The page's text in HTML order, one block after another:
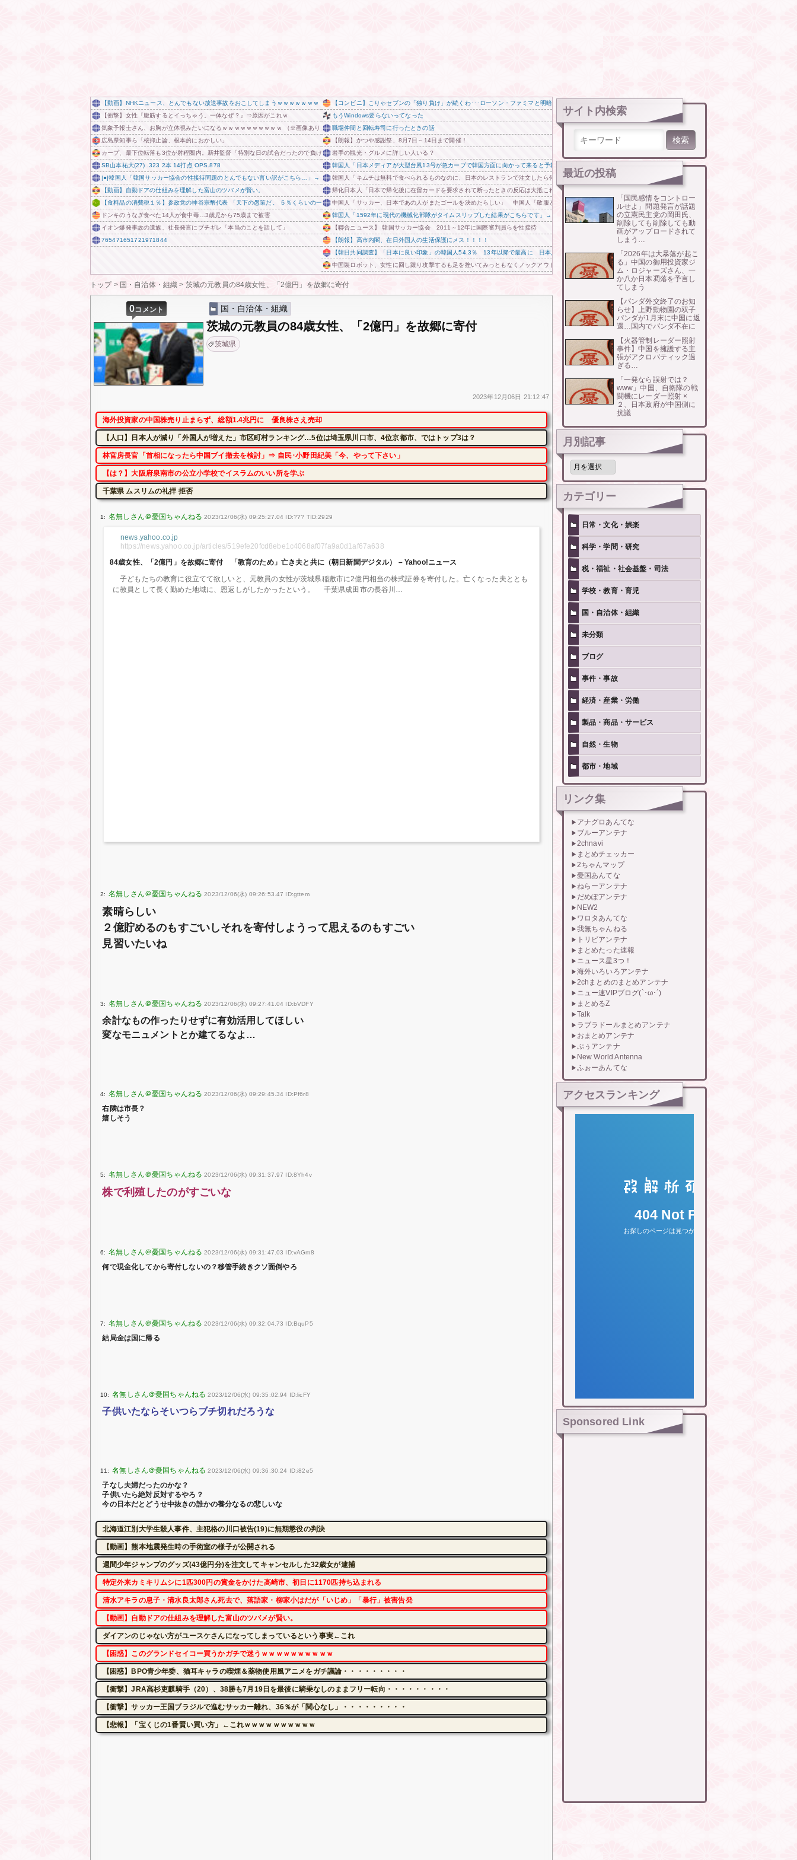
【動画】NHKニュース、とんでもない放送事故をおこしてしまうｗｗｗｗｗｗｗ
【衝撃】女性『腹筋するとイっちゃう。一体なぜ？』⇒原因がこれｗ
気象予報士さん、お胸が立体視みたいになるｗｗｗｗｗｗｗｗｗｗ （※画像あり）
広島県知事ら「核抑止論、根本的におかしい」
カープ、最下位転落も3位が射程圏内。新井監督「特別な日の試合だったので負けて悔しい」【反省会】
SB山本祐大(27) .323 2本 14打点 OPS.878
|●|韓国人「韓国サッカー協会の性接待問題のとんでもない言い訳がこちら…」→「もはや自白だろこれ…（ﾌﾞﾙﾌﾞﾙ」＝韓国の反応
【動画】自動ドアの仕組みを理解した富山のツバメが賢い。
【食料品の消費税１％】参政党の神谷宗幣代表 「天下の愚策だ。 ５％くらいの一律減税でないと経済の後押しにならない」 他
ドンキのうなぎ食べた14人が食中毒…3歳児から75歳まで被害
イオン爆発事故の遺族、社長発言にブチギレ「本当のことを話して」
765471651721971844
【コンビニ】こりゃセブンの「独り負け」が続くわ･･･ローソン・ファミマと明暗分かれた納得のワケ
もうWindows要らないってなった
職場仲間と回転寿司に行ったときの話
【朗報】かつや感謝祭、8月7日～14日まで開催！
岩手の観光・グルメに詳しい人いる？
韓国人「日本メディアが大型台風13号が急カーブで韓国方面に向かって来ると予報！」→「予想外の進路‥」
韓国人「キムチは無料で食べられるものなのに、日本のレストランで注文したら何とお金を取ろうとしてきたんです」
帰化日本人「日本で帰化後に在留カードを要求されて断ったときの反応は大抵これだ」
中国人「サッカー、日本であの人がまたゴールを決めたらしい」 中国人「敬服と尊敬に値する」「この動画をロナウドに絶対見せろ」
韓国人「1592年に現代の機械化部隊がタイムスリップした結果がこちらです」→「あまりの圧倒的な火力差‥」
【聯合ニュース】 韓国サッカー協会 2011～12年に国際審判員らを性接待
【朗報】高市内閣、在日外国人の生活保護にメス！！！！
【韓日共同調査】「日本に良い印象」の韓国人54.3％ 13年以降で最高に 日本人の韓国好感度は35.3％
中国製ロボット、女性に回し蹴り攻撃するも足を挫いてみっともなくノックアウト。お亡くなりに
トップ> 国・自治体・組織 > 茨城の元教員の84歳女性、「2億円」を故郷に寄付
0コメント 国・自治体・組織
茨城の元教員の84歳女性、「2億円」を故郷に寄付
茨城県
2023年12月06日 21:12:47
海外投資家の中国株売り止まらず、総額1.4兆円に 優良株さえ売却
【人口】日本人が減り「外国人が増えた」市区町村ランキング…5位は埼玉県川口市、4位京都市、ではトップ3は？
林官房長官「首相になったら中国ブイ撤去を検討」⇒ 自民･小野田紀美「今、やって下さい」
【は？】大阪府泉南市の公立小学校でイスラムのいい所を学ぶ
千葉県 ムスリムの礼拝 拒否
1: 2023/12/06(水) 09:25:27.04 ID:??? TID:2929
news.yahoo.co.jp
https://news.yahoo.co.jp/articles/519efe20fcd8ebe1c4068af07fa9a0d1af67a638
84歳女性、「2億円」を故郷に寄付 「教育のため」亡き夫と共に（朝日新聞デジタル） – Yahoo!ニュース
子どもたちの教育に役立てて欲しいと、元教員の女性が茨城県稲敷市に2億円相当の株式証券を寄付した。亡くなった夫ととも
に教員として長く勤めた地域に、恩返しがしたかったという。 千葉県成田市の長谷川
2: 2023/12/06(水) 09:26:53.47 ID:gttem
素晴らしい
２億貯めるのもすごいしそれを寄付しようって思えるのもすごい
見習いたいね
3: 2023/12/06(水) 09:27:41.04 ID:bVDFY
余計なもの作ったりせずに有効活用してほしい
変なモニュメントとか建てるなよ…
4: 2023/12/06(水) 09:29:45.34 ID:Pf6r8
右隣は市長？
嬉しそう
5: 2023/12/06(水) 09:31:37.97 ID:8Yh4v
株で利殖したのがすごいな
6: 2023/12/06(水) 09:31:47.03 ID:vAGm8
何で現金化してから寄付しないの？移管手続きクソ面倒やろ
7: 2023/12/06(水) 09:32:04.73 ID:BquP5
結局金は国に帰る
10: 2023/12/06(水) 09:35:02.94 ID:licFY
子供いたならそいつらブチ切れだろうな
11: 2023/12/06(水) 09:36:30.24 ID:i82e5
子なし夫婦だったのかな？
子供いたら絶対反対するやろ？
今の日本だとどうせ中抜きの誰かの養分なるの悲しいな
北海道江別大学生殺人事件、主犯格の川口被告(19)に無期懲役の判決
【動画】熊本地震発生時の手術室の様子が公開される
週間少年ジャンプのグッズ(43億円分)を注文してキャンセルした32歳女が逮捕
特定外来カミキリムシに1匹300円の賞金をかけた高崎市、初日に1170匹持ち込まれる
清水アキラの息子・清水良太郎さん死去で、落語家・柳家小はだが「いじめ」「暴行」被害告発
【動画】自動ドアの仕組みを理解した富山のツバメが賢い。
ダイアンのじゃない方がユースケさんになってしまっているという事実←これ
【困惑】このグランドセイコー買うかガチで迷うｗｗｗｗｗｗｗｗｗｗ
【困惑】BPO青少年委、猫耳キャラの喫煙＆薬物使用風アニメをガチ議論・・・・・・・・・
【衝撃】JRA高杉吏麒騎手（20）、38勝も7月19日を最後に騎乗なしのままフリー転向・・・・・・・・・
【衝撃】サッカー王国ブラジルで進むサッカー離れ、36％が「関心なし」・・・・・・・・・
【悲報】「宝くじの1番賢い買い方」←これｗｗｗｗｗｗｗｗｗｗ
サイト内検索
最近の投稿
「国民感情をコントロー
ルせよ」問題発言が話題
の立憲民主党の岡田氏、
削除しても削除しても動
画がアップロードされて
しまう…
「2026年は大暴落が起こ
る」中国の御用投資家ジ
ム・ロジャーズさん、一
か八か日本凋落を予言し
てしまう
【パンダ外交終了のお知
らせ】上野動物園の双子
パンダが1月末に中国に返
還…国内でパンダ不在に
【火器管制レーダー照射
事件】中国を擁護する主
張がアクロバティック過
ぎる…
「一発なら誤射では？
www」中国、自衛隊の戦
闘機にレーダー照射 ×
２、日本政府が中国側に
抗議
月別記事
月
記
事
カテゴリー
日常・文化・娯楽
科学・学問・研究
税・福祉・社会基盤・司法
学校・教育・育児
国・自治体・組織
未分類
ブログ
事件・事故
経済・産業・労働
製品・商品・サービス
自然・生物
都市・地域
リンク集
アナグロあんてな
ブルーアンテナ
2chnavi
まとめチェッカー
2ちゃんマップ
憂国あんてな
ねらーアンテナ
だめぽアンテナ
NEW2
ワロタあんてな
我無ちゃんねる
トリビアンテナ
まとめたった速報
ニュース星3つ！
海外いろいろアンテナ
2chまとめのまとめアンテナ
ニュー速VIPブログ(`･ω･´)
まとめるZ
Talk
ラブラドールまとめアンテナ
おまとめアンテナ
ぷぅアンテナ
New World Antenna
ふぉーあんてな
アクセスランキング
Sponsored Link